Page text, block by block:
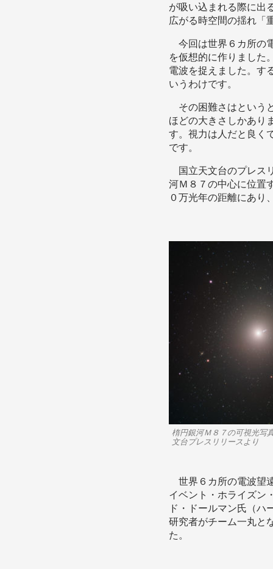
が吸い込まれる際に出
広がる時空間の揺れ「
今回は世界６カ所の
を仮想的に作りました
電波を捉えました。す
いうわけです。
その困難さはという
ほどの大きさしかあり
す。視力は人だと良く
です。
国立天文台のプレス
河Ｍ８７の中心に位置
０万光年の距離にあり
楕円銀河Ｍ８７の可視光写
文台プレスリリースより
世界６カ所の電波望
イベント・ホライズン
ド・ドールマン氏（ハ
研究者がチーム一丸と
た。